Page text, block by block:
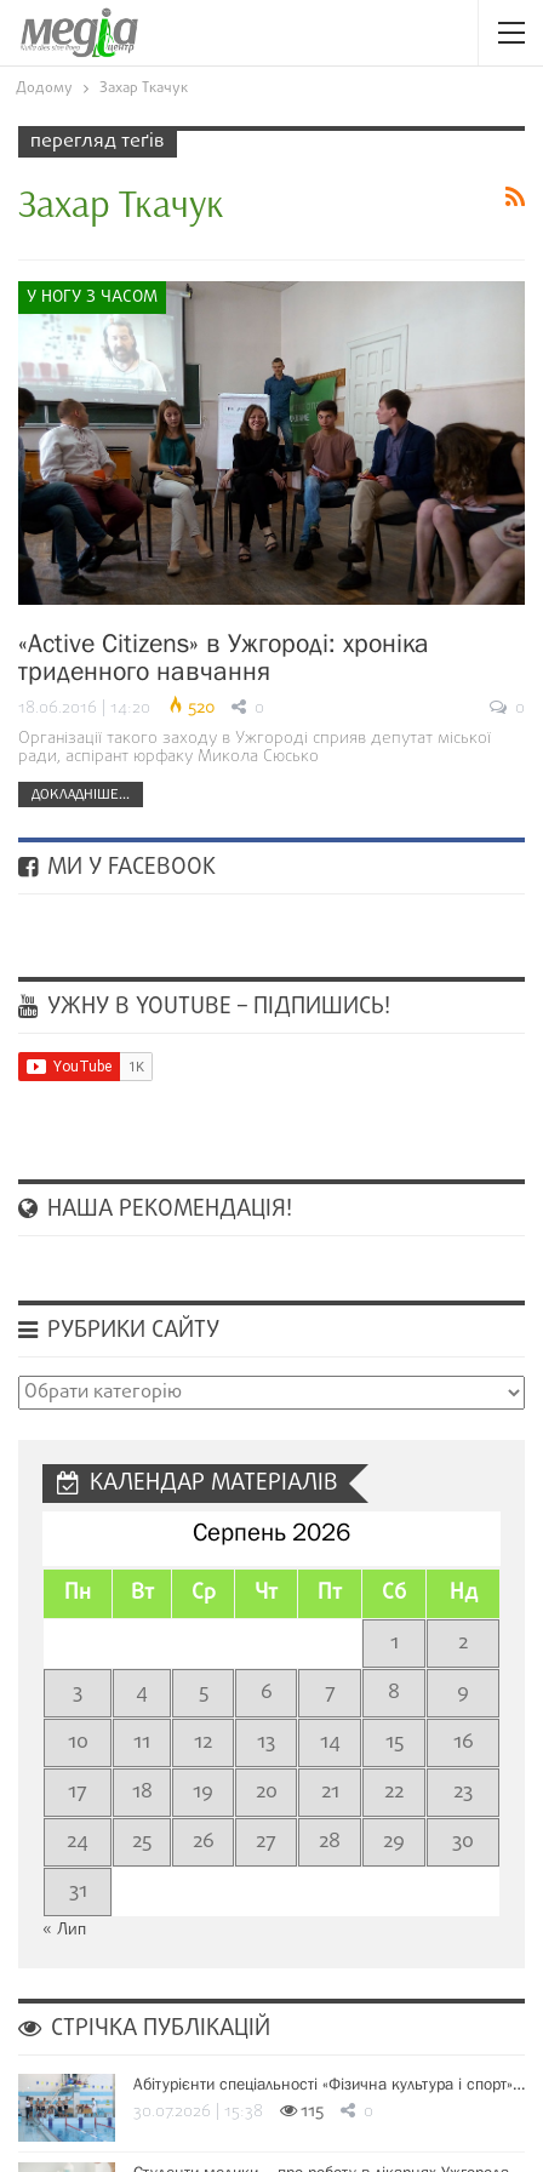
Додому Захар Ткачук
перегляд теґів
Захар Ткачук
У НОГУ З ЧАСОМ
«Active Citizens» в Ужгороді: хроніка
триденного навчання
18.06.2016 | 14:20 520 0
0
Організації такого заходу в Ужгороді сприяв депутат міської
ради, аспірант юрфаку Микола Сюсько
ДОКЛАДНІШЕ...
МИ У FACEBOOK
УЖНУ В YOUTUBE – ПІДПИШИСЬ!
НАША РЕКОМЕНДАЦІЯ!
РУБРИКИ САЙТУ
Рубрики
КАЛЕНДАР МАТЕРІАЛІВ
Серпень 2026
Пн Вт Ср Чт Пт Сб Нд
1
2
3
4 5 6 7 8
9
10
11 12 13 14 15
16
17
18 19 20 21 22
23
24
25 26 27 28 29
30
31
« Лип
СТРІЧКА ПУБЛІКАЦІЙ
Абітурієнти спеціальності «Фізична культура і спорт»…
30.07.2026 | 15:38 115 0